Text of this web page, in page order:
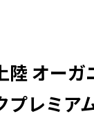
陸 オー
プレミア